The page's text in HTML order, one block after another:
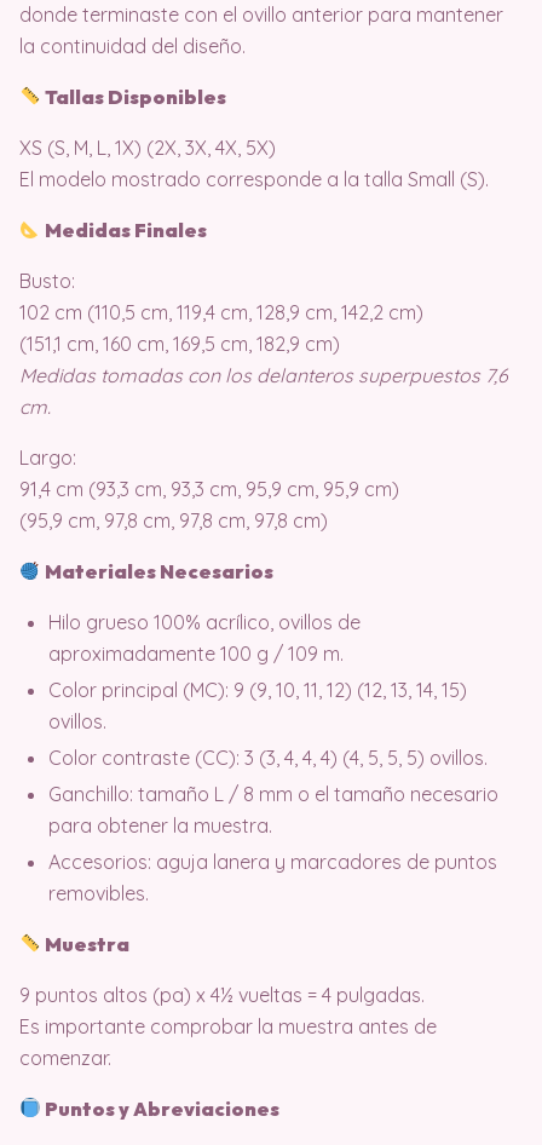
donde terminaste con el ovillo anterior para mantener
la continuidad del diseño.
Tallas Disponibles
XS (S, M, L, 1X) (2X, 3X, 4X, 5X)
El modelo mostrado corresponde a la talla Small (S).
Medidas Finales
Busto:
102 cm (110,5 cm, 119,4 cm, 128,9 cm, 142,2 cm)
(151,1 cm, 160 cm, 169,5 cm, 182,9 cm)
Medidas tomadas con los delanteros superpuestos 7,6
cm.
Largo:
91,4 cm (93,3 cm, 93,3 cm, 95,9 cm, 95,9 cm)
(95,9 cm, 97,8 cm, 97,8 cm, 97,8 cm)
Materiales Necesarios
Hilo grueso 100% acrílico, ovillos de
aproximadamente 100 g / 109 m.
Color principal (MC): 9 (9, 10, 11, 12) (12, 13, 14, 15)
ovillos.
Color contraste (CC): 3 (3, 4, 4, 4) (4, 5, 5, 5) ovillos.
Ganchillo: tamaño L / 8 mm o el tamaño necesario
para obtener la muestra.
Accesorios: aguja lanera y marcadores de puntos
removibles.
Muestra
9 puntos altos (pa) x 4½ vueltas = 4 pulgadas.
Es importante comprobar la muestra antes de
comenzar.
Puntos y Abreviaciones